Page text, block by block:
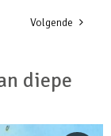
Volgende
diepe